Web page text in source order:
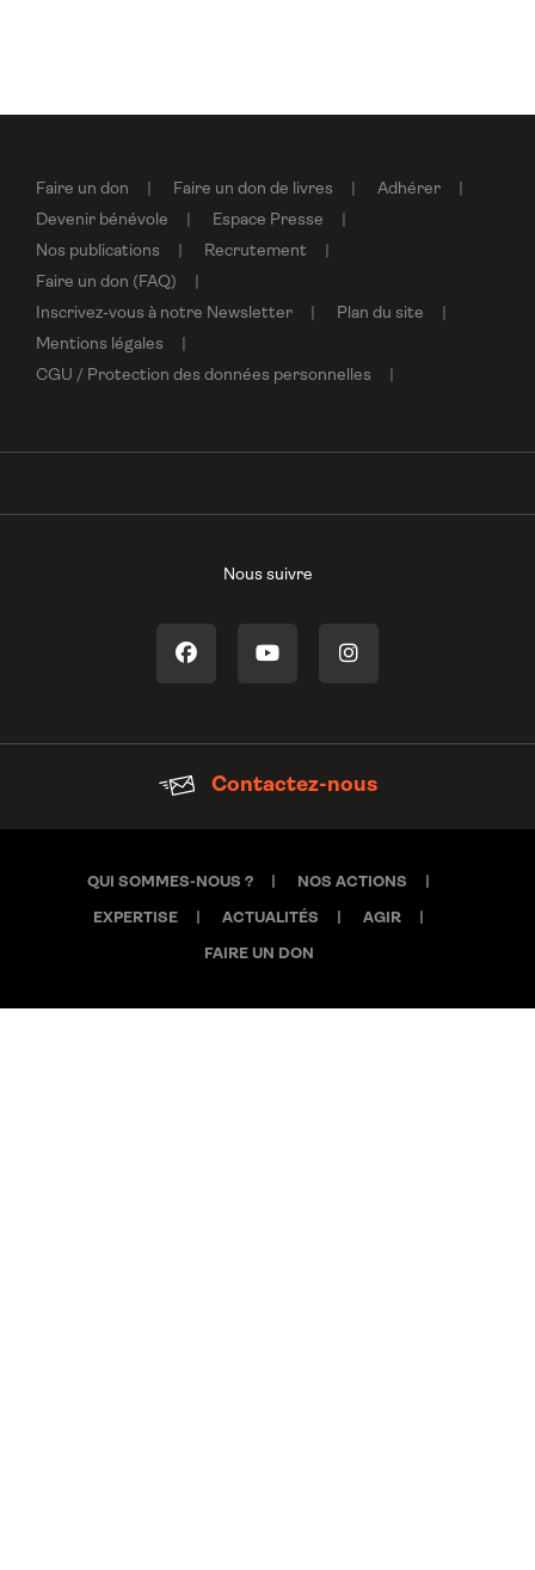
Faire un don Faire un don de livres
Adhérer
Devenir bénévole
Espace Presse
Nos publications
Recrutement
Faire un don (FAQ)
Inscrivez-vous à notre Newsletter
Plan du site
Mentions légales
CGU / Protection des données personnelles
Nous suivre
Contactez-nous
QUI SOMMES-NOUS ? NOS ACTIONS
EXPERTISE ACTUALITÉS AGIR
FAIRE UN DON